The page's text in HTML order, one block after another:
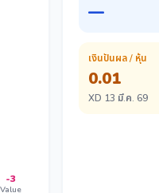
-3
Value
—
เงินปันผล / หุ้น
0.01
XD 13 มี.ค. 69